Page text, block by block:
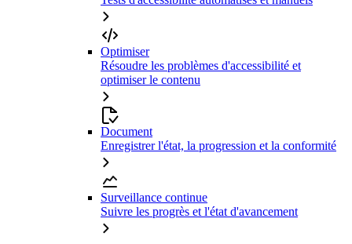
Optimiser
Résoudre les problèmes d'accessibilité et
optimiser le contenu
Document
Enregistrer l'état, la progression et la conformité
Surveillance continue
Suivre les progrès et l'état d'avancement